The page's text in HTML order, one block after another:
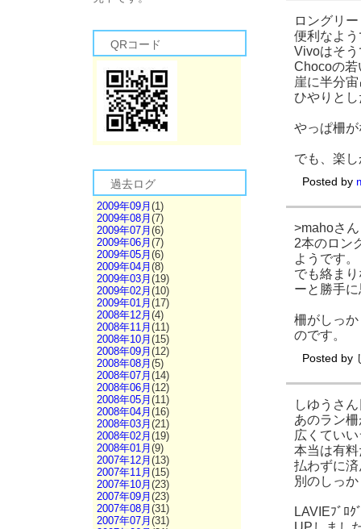
QRコード
過去ログ
2009年09月 (1)
2009年08月 (7)
2009年07月 (6)
2009年06月 (7)
2009年05月 (6)
2009年04月 (8)
2009年03月 (19)
2009年02月 (10)
2009年01月 (17)
2008年12月 (4)
2008年11月 (11)
2008年10月 (15)
2008年09月 (12)
2008年08月 (5)
2008年07月 (14)
2008年06月 (12)
2008年05月 (11)
2008年04月 (16)
2008年03月 (21)
2008年02月 (19)
2008年01月 (9)
2007年12月 (13)
2007年11月 (15)
2007年10月 (23)
2007年09月 (23)
2007年08月 (31)
2007年07月 (31)
ロングリ
便利なよ
Vivoはそ
Chocoの若
崖に半分宙
ひやりと
やっぱ柵
でも、楽
Posted by
>mahoさん
2本のロン
ようです。
でも絡ま
ーと勝手
柵がしっ
のです。
Posted by
しゆうさ
あのラン
広くてい
本当は有
払わずに
別のしっ
LAVIEﾌﾞﾛ